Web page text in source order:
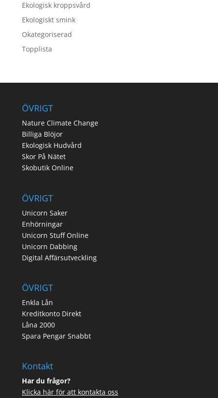
Ekologisk kroppsvård
Ekologiskt smink
Okategoriserad
Topplista
ÖVRIGT
Nature Climate Change
Billiga Blöjor
Ekologisk Hudvård
Skor På Nätet
Skobutik Online
ÖVRIGT
Unicorn Saker
Enhörningar
Unicorn Stuff Online
Unicorn Dabbing
Digital Affärsutveckling
ÖVRIGT
Enkla Lån
Kreditkonto Direkt
Låna 2000
Spara Pengar Snabbt
Kontakt
Har du frågor?
Klicka här för att kontakta oss